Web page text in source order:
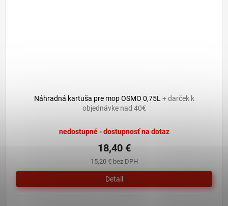
Náhradná kartuša pre mop OSMO 0,75L + darček k
objednávke nad 40€
nedostupné - dostupnosť na dotaz
15,20 € bez DPH
18,40 €
Detail